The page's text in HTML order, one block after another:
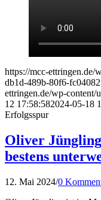
https://mcc-ettringen.de/
db1d-489b-80f6-
ettringen.de/wp-content/
12 17:58:582024-05-18
Erfolgsspur
Oliver
bestens
12. Mai 2024/0